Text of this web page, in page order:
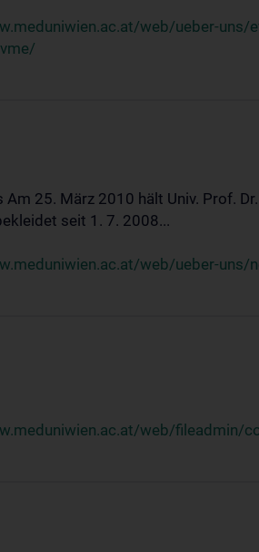
web/ueber-uns/
Am 25. März 2010 hält Univ. Prof.
seit 1. 7. 2008...
web/ueber-uns/
web/fileadmin/